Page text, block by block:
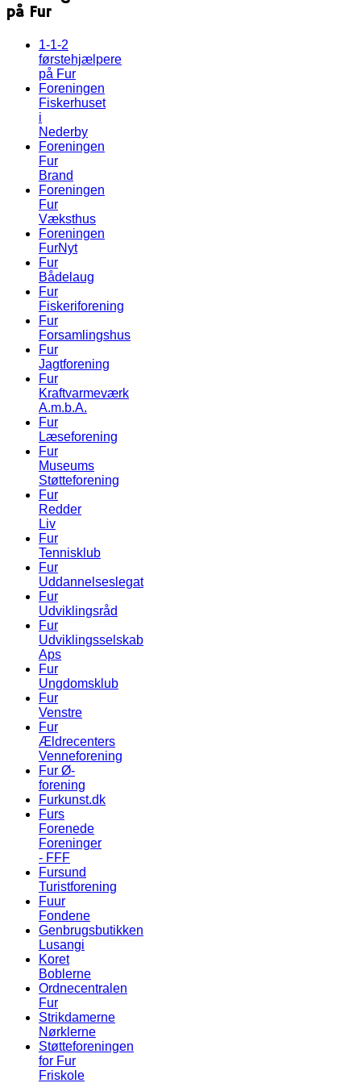
på Fur
1-1-2
førstehjælpere
på Fur
Foreningen
Fiskerhuset
i
Nederby
Foreningen
Fur
Brand
Foreningen
Fur
Væksthus
Foreningen
FurNyt
Fur
Bådelaug
Fur
Fiskeriforening
Fur
Forsamlingshus
Fur
Jagtforening
Fur
Kraftvarmeværk
A.m.b.A.
Fur
Læseforening
Fur
Museums
Støtteforening
Fur
Redder
Liv
Fur
Tennisklub
Fur
Uddannelseslegat
Fur
Udviklingsråd
Fur
Udviklingsselskab
Aps
Fur
Ungdomsklub
Fur
Venstre
Fur
Ældrecenters
Venneforening
Fur Ø-
forening
Furkunst.dk
Furs
Forenede
Foreninger
- FFF
Fursund
Turistforening
Fuur
Fondene
Genbrugsbutikken
Lusangi
Koret
Boblerne
Ordnecentralen
Fur
Strikdamerne
Nørklerne
Støtteforeningen
for Fur
Friskole